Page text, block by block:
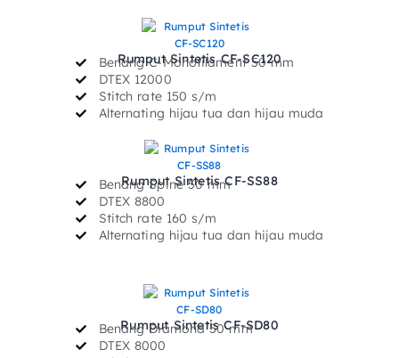
Rumput Sintetis CF-SC120
Benang C-Monofilament 50 mm
DTEX 12000
Stitch rate 150 s/m
Alternating hijau tua dan hijau muda
Rumput Sintetis CF-SS88
Benang Spine 50 mm
DTEX 8800
Stitch rate 160 s/m
Alternating hijau tua dan hijau muda
Rumput Sintetis CF-SD80
Benang Diamond 50 mm
DTEX 8000